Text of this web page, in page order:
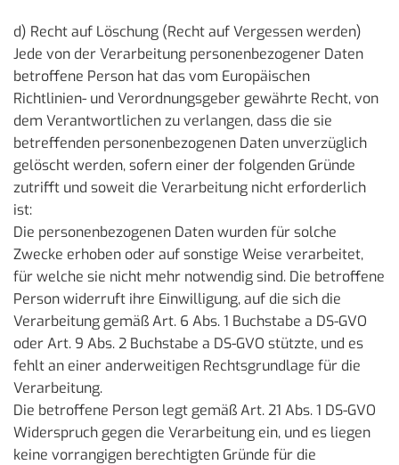
d) Recht auf Löschung (Recht auf Vergessen werden)
Jede von der Verarbeitung personenbezogener Daten
betroffene Person hat das vom Europäischen
Richtlinien- und Verordnungsgeber gewährte Recht, von
dem Verantwortlichen zu verlangen, dass die sie
betreffenden personenbezogenen Daten unverzüglich
gelöscht werden, sofern einer der folgenden Gründe
zutrifft und soweit die Verarbeitung nicht erforderlich
ist:
Die personenbezogenen Daten wurden für solche
Zwecke erhoben oder auf sonstige Weise verarbeitet,
für welche sie nicht mehr notwendig sind. Die betroffene
Person widerruft ihre Einwilligung, auf die sich die
Verarbeitung gemäß Art. 6 Abs. 1 Buchstabe a DS-GVO
oder Art. 9 Abs. 2 Buchstabe a DS-GVO stützte, und es
fehlt an einer anderweitigen Rechtsgrundlage für die
Verarbeitung.
Die betroffene Person legt gemäß Art. 21 Abs. 1 DS-GVO
Widerspruch gegen die Verarbeitung ein, und es liegen
keine vorrangigen berechtigten Gründe für die